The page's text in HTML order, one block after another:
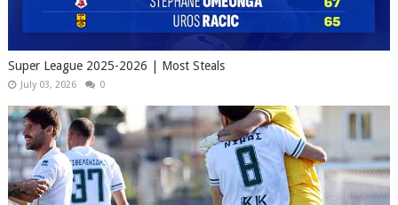
Super League 2025-2026 | Most Steals
July 03, 2026 0